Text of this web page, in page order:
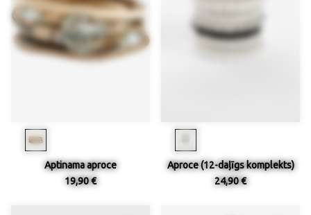
Aptinama aproce
19,90 €
Aproce (12-daļīgs komplekts)
24,90 €